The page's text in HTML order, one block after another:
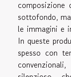
sottofondo,
le immagini e
In queste
spesso con